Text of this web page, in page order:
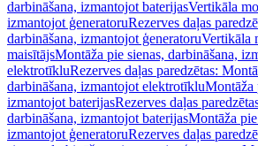
darbināšana, izmantojot baterijasVertikāla
izmantojot ģeneratoruRezerves daļas
darbināšana, izmantojot ģeneratoruVertikāla
maisītājsMontāža pie sienas, darbināšana,
elektrotīkluRezerves daļas paredzētas:
darbināšana, izmantojot elektrotīkluMontāža
izmantojot baterijasRezerves daļas
darbināšana, izmantojot baterijasMontāža
izmantojot ģeneratoruRezerves daļas